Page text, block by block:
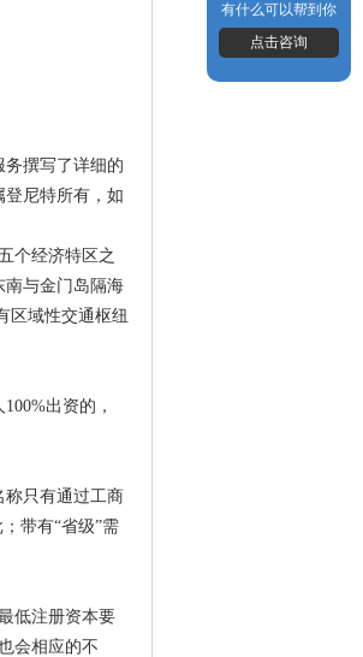
撰写了详细的
尼特所有，如
个经济特区之
南与金门岛隔海
区域性交通枢纽
出资的，
称只有通过工商
带有“省级”需
低注册资本要
会相应的不
有什么可以帮到你
点击咨询